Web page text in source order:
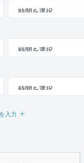
入力